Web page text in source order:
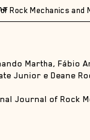
Rock Mechanics and
Martha, Fábio
Junior e Deane
Journal of Rock